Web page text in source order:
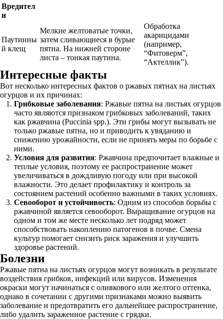
Вредител
и
Паутинны
й клещ
Мелкие желтоватые точки,
затем сливающиеся в бурые
пятна. На нижней стороне
листа – тонкая паутина.
Обработка
акарицидами
(например,
“Фитоверм”,
“Актеллик”).
Интересные факты
Вот несколько интересных фактов о ржавых пятнах на листьях
огурцов и их причинах:
Грибковые заболевания: Ржавые пятна на листьях огурцов
часто являются признаком грибковых заболеваний, таких
как ржавчина (Puccinia spp.). Эти грибы могут вызывать не
только ржавые пятна, но и приводить к увяданию и
снижению урожайности, если не принять меры по борьбе с
ними.
Условия для развития: Ржавчина предпочитает влажные и
теплые условия, поэтому ее распространение может
увеличиваться в дождливую погоду или при высокой
влажности. Это делает профилактику и контроль за
состоянием растений особенно важными в таких условиях.
Севооборот и устойчивость: Одним из способов борьбы с
ржавчиной является севооборот. Выращивание огурцов на
одном и том же месте несколько лет подряд может
способствовать накоплению патогенов в почве. Смена
культур помогает снизить риск заражения и улучшить
здоровье растений.
Болезни
Ржавые пятна на листьях огурцов могут возникать в результате
воздействия грибков, инфекций или вирусов. Изменения
окраски могут начинаться с оливкового или желтого оттенка,
однако в сочетании с другими признаками можно выявить
заболевание и предотвратить его дальнейшее распространение,
либо удалить зараженное растение с грядки.